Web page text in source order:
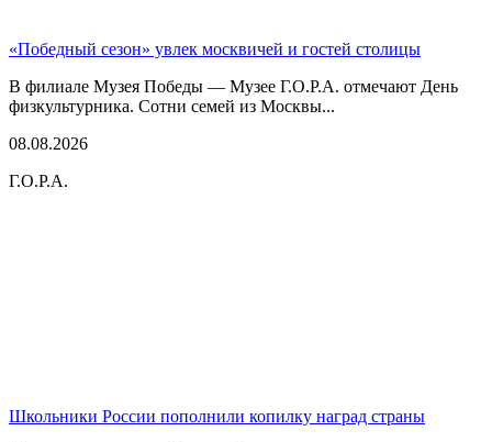
«Победный сезон» увлек москвичей и гостей столицы
В филиале Музея Победы — Музее Г.О.Р.А. отмечают День
физкультурника. Сотни семей из Москвы...
08.08.2026
Г.О.Р.А.
Школьники России пополнили копилку наград страны